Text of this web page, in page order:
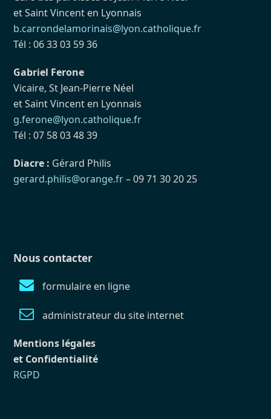
et Saint Vincent en Lyonnais
b.carrondelamorinais@lyon.catholique.fr
Tél : 06 33 03 59 36
Gabriel Ferone
Vicaire, St Jean-Pierre Néel
et Saint Vincent en Lyonnais
g.ferone@lyon.catholique.fr
Tél : 07 58 03 48 39
Diacre : Gérard Philis
gerard.philis@orange.fr– 09 71 30 20 25
Nous contacter
formulaire en ligne
administrateur du site internet
Mentions légales
et Confidentialité
RGPD